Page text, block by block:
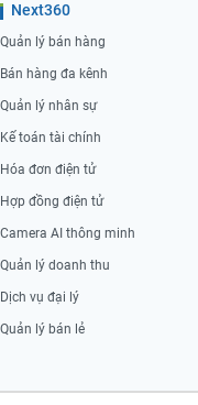
Next360
Quản lý bán hàng
Bán hàng đa kênh
Quản lý nhân sự
Kế toán tài chính
Hóa đơn điện tử
Hợp đồng điện tử
Camera AI thông minh
Quản lý doanh thu
Dịch vụ đại lý
Quản lý bán lẻ